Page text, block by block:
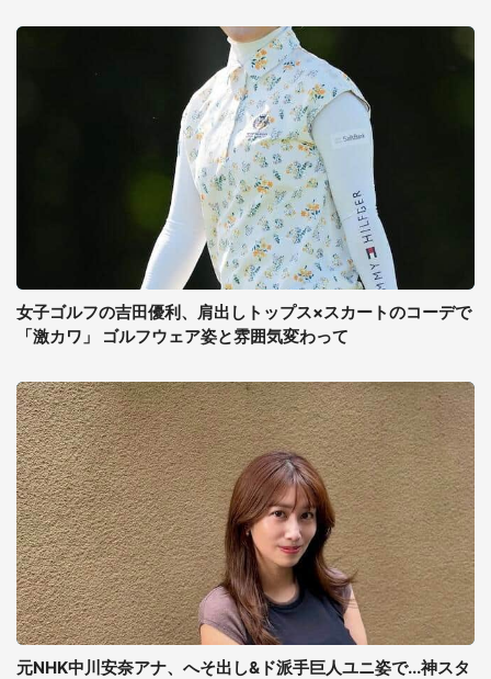
女子ゴルフの吉田優利、肩出しトップス×スカートのコーデで
「激カワ」 ゴルフウェア姿と雰囲気変わって
元NHK中川安奈アナ、へそ出し&ド派手巨人ユニ姿で...神スタ